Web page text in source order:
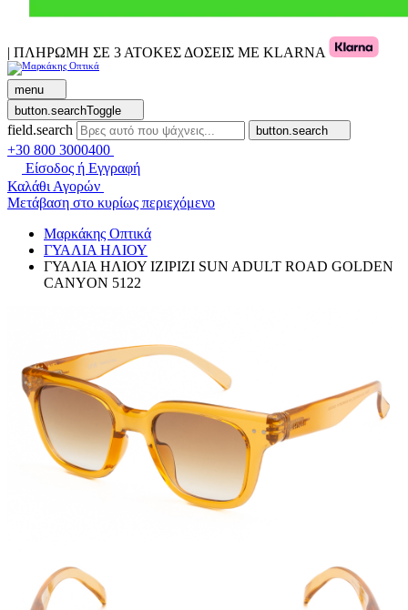
| ΠΛΗΡΩΜΗ ΣΕ 3 ΑΤΟΚΕΣ ΔΟΣΕΙΣ ΜΕ KLARNA
menu
button.searchToggle
field.search button.search
+30 800 3000400
Είσοδος ή Εγγραφή
Καλάθι Αγορών
Μετάβαση στο κυρίως περιεχόμενο
Μαρκάκης Οπτικά
ΓΥΑΛΙΑ ΗΛΙΟΥ
ΓΥΑΛΙΑ ΗΛΙΟΥ IZIPIZI SUN ADULT ROAD GOLDEN
CANYON 5122